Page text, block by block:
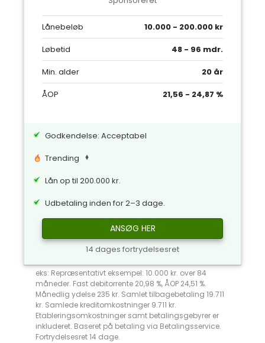
Lånebeløb
10.000 - 200.000 kr
Løbetid
48 - 96 mdr.
Min. alder
20 år
ÅOP
21,56 - 24,87 %
Godkendelse: Acceptabel
Trending
Lån op til 200.000 kr.
Udbetaling inden for 2–3 dage.
ANSØG HER
14 dages fortrydelsesret
eks: Repræsentativt eksempel: 10.000 kr. over 84
måneder. Fast debitorrente 20,98 %, ÅOP 24,51 %.
Månedlig ydelse 235 kr. Samlet tilbagebetaling 19.711
kr. Samlede kreditomkostninger 9.711 kr.
Etableringsomkostninger samt betalingsgebyrer er
inkluderet. Baseret på betaling via Betalingsservice.
Fortrydelsesret 14 dage.